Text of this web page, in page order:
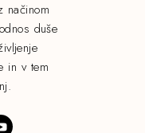
načinom
duše
in v tem